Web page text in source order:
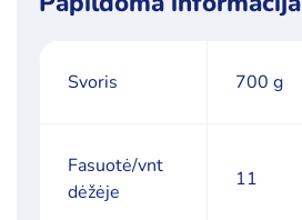
Svoris 700 g
Fasuotė/vnt
dėžėje
11